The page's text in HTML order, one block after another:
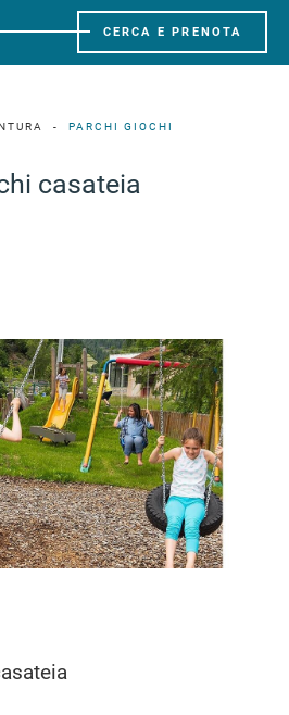
CERCA E PRENOTA
PARCHI GIOCHI
casateia